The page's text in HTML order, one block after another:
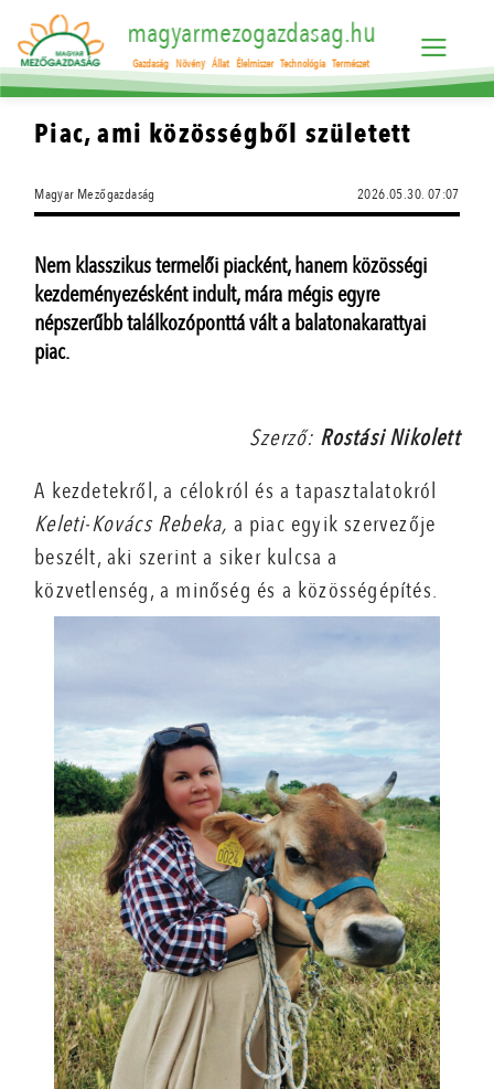
magyarmezogazdasag.hu
Gazdaság Növény Állat Élelmiszer Technológia Természet
Piac, ami közösségből született
Magyar Mezőgazdaság 2026.05.30. 07:07
Nem klasszikus termelői piacként, hanem közösségi
kezdeményezésként indult, mára mégis egyre
népszerűbb találkozóponttá vált a balatonakarattyai
piac.
Szerző: Rostási Nikolett
A kezdetekről, a célokról és a tapasztalatokról
Keleti-Kovács Rebeka, a piac egyik szervezője
beszélt, aki szerint a siker kulcsa a
közvetlenség, a minőség és a közösségépítés.